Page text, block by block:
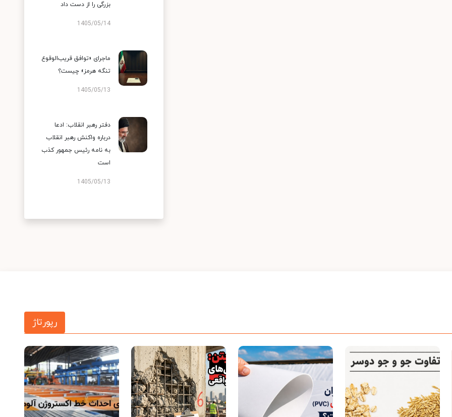
بزرگی را از دست داد
1405/05/14
ماجرای «توافق قریب‌الوقوع
تنگه هرمز» چیست؟
1405/05/13
دفتر رهبر انقلاب: ادعا
درباره واکنش رهبر انقلاب
به نامه رئیس جمهور کذب
است
1405/05/13
رپورتاژ